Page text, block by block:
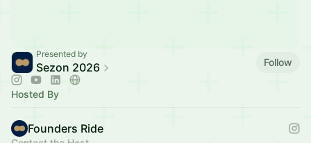
Presented by
Sezon 2026 Follow
Hosted By
Founders Ride